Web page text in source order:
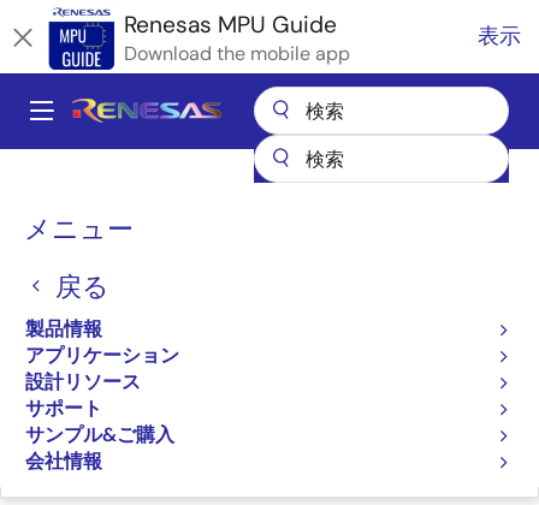
イ
ン
Renesas MPU Guide
Download the mobile app
表示
Main
メニュー
戻る
製品情報
アプリケーション
設計リソース
サポート
サンプル&ご購入
会社情報
パ
く
ず
マイクロコントローラとマイクロプロセッサ
株式会社 アイ・エル・シー GENWARE3
株式会社 アイ・エル・シー
GENWARE3
ページセクションへ移動：